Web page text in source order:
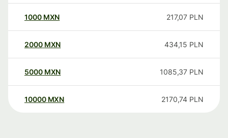
1000 MXN 217,07 PLN
2000 MXN 434,15 PLN
5000 MXN 1085,37 PLN
10000 MXN 2170,74 PLN